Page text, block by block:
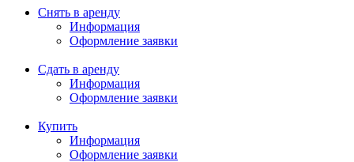
Снять в аренду
Информация
Оформление заявки
Сдать в аренду
Информация
Оформление заявки
Купить
Информация
Оформление заявки